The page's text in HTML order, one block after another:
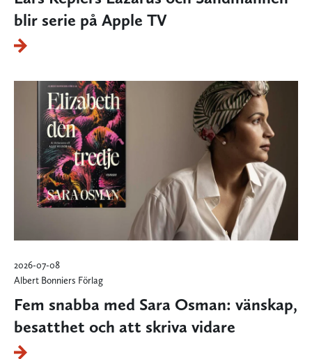
blir serie på Apple TV
2026-07-08
Albert Bonniers Förlag
Fem snabba med Sara Osman: vänskap,
besatthet och att skriva vidare